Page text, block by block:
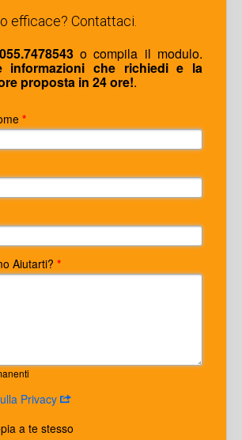
efficace? Contattaci.
055.7478543o compila il modulo.
informazioni che richiedi e la
proposta in 24 ore!.
*
Aiutarti? *
Privacy
a te stesso